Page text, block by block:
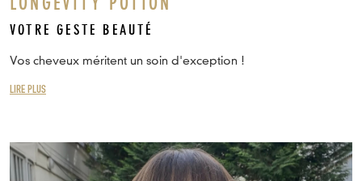
LONGEVITY POTION
VOTRE GESTE BEAUTÉ
Vos cheveux méritent un soin d'exception !
LIRE PLUS